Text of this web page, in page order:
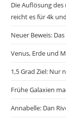
Die Auflösung
reicht es für 4k
Neuer Beweis:
Venus, Erde und
1,5 Grad Ziel: Nur
Frühe Galaxien
Annabelle: Dan